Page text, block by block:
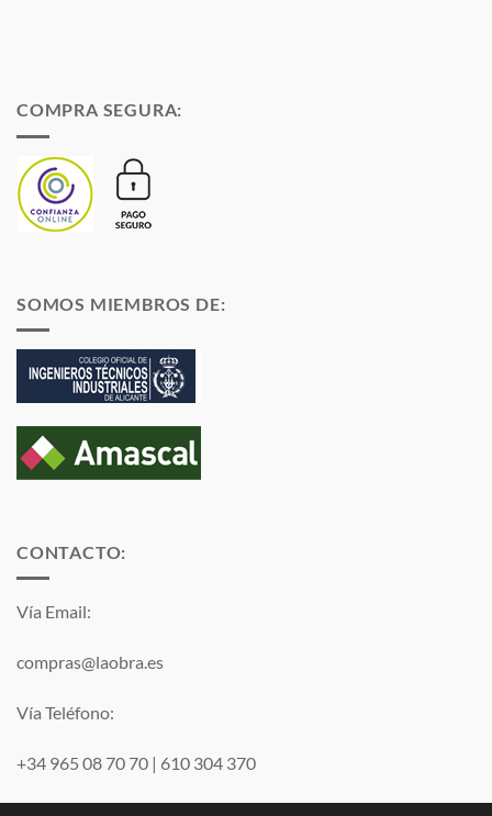
COMPRA SEGURA:
SOMOS MIEMBROS DE:
CONTACTO:
Vía Email:
compras@laobra.es
Vía Teléfono:
+34 965 08 70 70 | 610 304 370